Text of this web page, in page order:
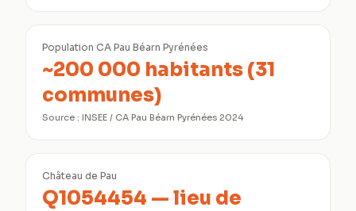
Population CA Pau Béarn Pyrénées
~200 000 habitants (31
communes)
Source : INSEE / CA Pau Béarn Pyrénées 2024
Château de Pau
Q1054454 — lieu de